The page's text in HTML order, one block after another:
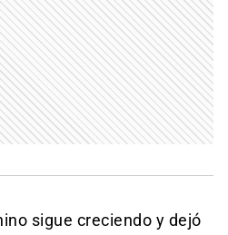
sigue creciendo y dejó